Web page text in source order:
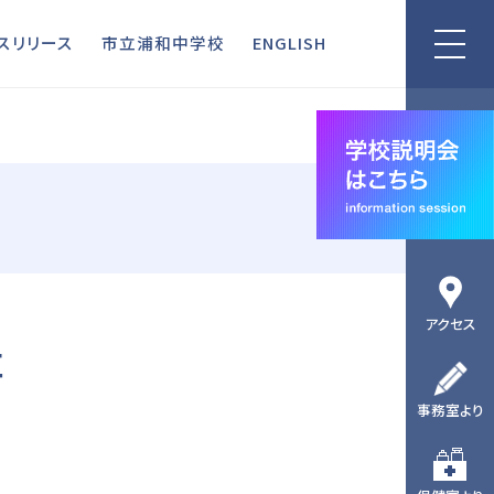
リース 市立浦和中学校 ENGLISH
リリース 市立浦和中学校 ENGLISH
アクセス
事務室より